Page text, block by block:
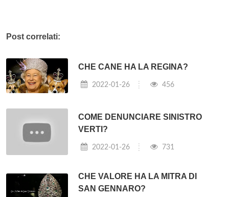
Post correlati:
CHE CANE HA LA REGINA?
2022-01-26 456
COME DENUNCIARE SINISTRO
VERTI?
2022-01-26 731
CHE VALORE HA LA MITRA DI
SAN GENNARO?